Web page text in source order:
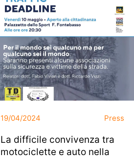
19/04/2024 Press
La difficile convivenza tra
motociclette e auto nella